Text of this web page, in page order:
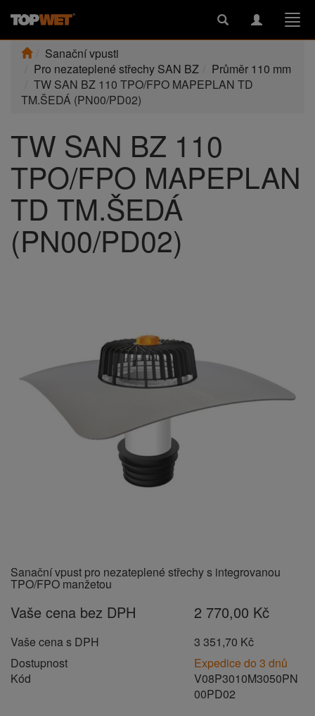
Toggle
Toggle
Sanační vpusti
Pro nezateplené střechy SAN BZ
Průměr 110 mm
TW SAN BZ 110 TPO/FPO MAPEPLAN TD
TM.ŠEDÁ (PN00/PD02)
TW SAN BZ 110
TPO/FPO MAPEPLAN
TD TM.ŠEDÁ
(PN00/PD02)
Sanační vpust pro nezateplené střechy s integrovanou
TPO/FPO manžetou
Vaše cena bez DPH 2 770,00 Kč
Vaše cena s DPH
3 351,70 Kč
Dostupnost
Expedice do 3 dnů
Kód
V08P3010M3050PN
00PD02